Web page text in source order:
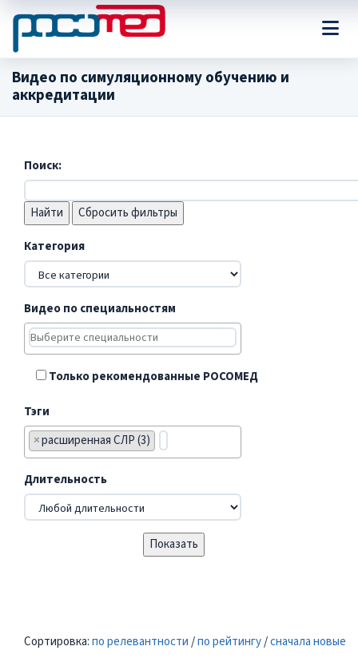
Видео по симуляционному обучению и
аккредитации
Поиск:
Сбросить фильтры
Категория
Видео по специальностям
Только рекомендованные РОСОМЕД
Тэги
×расширенная СЛР (3)
Длительность
Сортировка:по релевантности/по рейтингу/сначала новые